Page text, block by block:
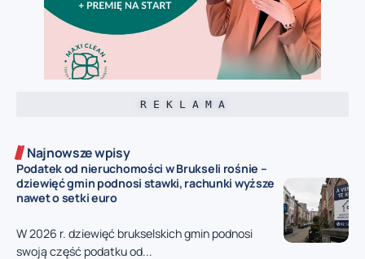
R E K L A M A
Najnowsze wpisy
Podatek od nieruchomości w Brukseli rośnie –
dziewięć gmin podnosi stawki, rachunki wyższe
nawet o setki euro
W 2026 r. dziewięć brukselskich gmin podnosi
swoją część podatku od...